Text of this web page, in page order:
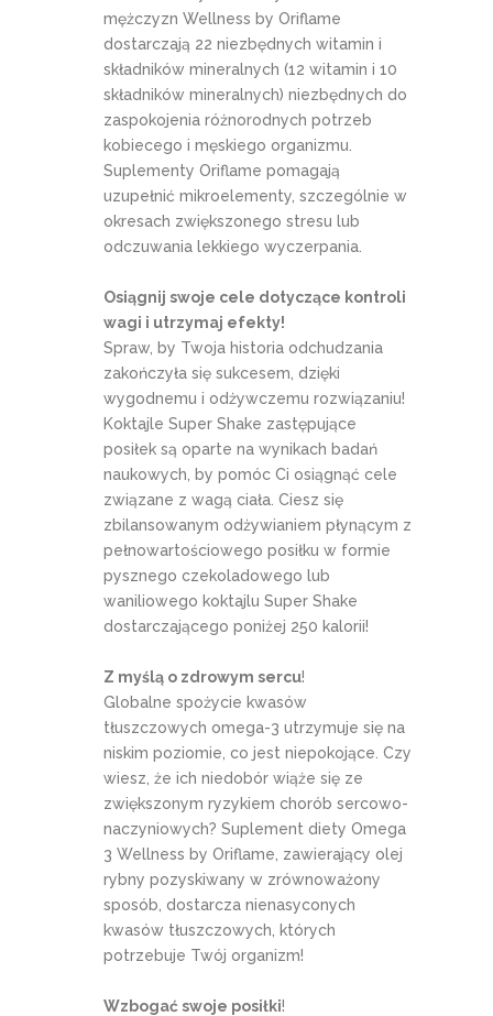
mężczyzn Wellness by Oriflame
dostarczają 22 niezbędnych witamin i
składników mineralnych (12 witamin i 10
składników mineralnych) niezbędnych do
zaspokojenia różnorodnych potrzeb
kobiecego i męskiego organizmu.
Suplementy Oriflame pomagają
uzupełnić mikroelementy, szczególnie w
okresach zwiększonego stresu lub
odczuwania lekkiego wyczerpania.
Osiągnij swoje cele dotyczące kontroli
wagi i utrzymaj efekty!
Spraw, by Twoja historia odchudzania
zakończyła się sukcesem, dzięki
wygodnemu i odżywczemu rozwiązaniu!
Koktajle Super Shake zastępujące
posiłek są oparte na wynikach badań
naukowych, by pomóc Ci osiągnąć cele
związane z wagą ciała. Ciesz się
zbilansowanym odżywianiem płynącym z
pełnowartościowego posiłku w formie
pysznego czekoladowego lub
waniliowego koktajlu Super Shake
dostarczającego poniżej 250 kalorii!
Z myślą o zdrowym sercu!
Globalne spożycie kwasów
tłuszczowych omega-3 utrzymuje się na
niskim poziomie, co jest niepokojące. Czy
wiesz, że ich niedobór wiąże się ze
zwiększonym ryzykiem chorób sercowo-
naczyniowych? Suplement diety Omega
3 Wellness by Oriflame, zawierający olej
rybny pozyskiwany w zrównoważony
sposób, dostarcza nienasyconych
kwasów tłuszczowych, których
potrzebuje Twój organizm!
Wzbogać swoje posiłki!